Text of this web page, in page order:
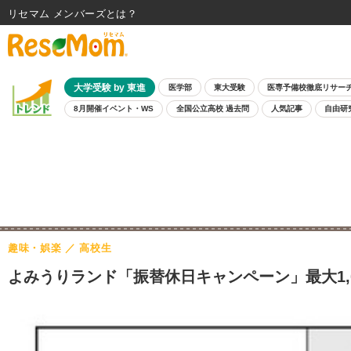
大学受験 by 東進 医学部 東大受験 医専予備校徹底リサー
8月開催イベント・WS 全国公立高校 過去問 人気記事 自由研
よみうりランド「振替休日キャンペーン」最大
趣味・娯楽 高校生
リセマム メンバーズ